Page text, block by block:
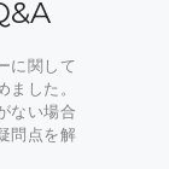
に関して
した。
ない場合
問点を解